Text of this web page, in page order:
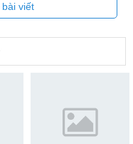
lỗi khác, cần báo ngay
Thay vỏ Oneplus
vỏ Oneplus Nord bao
oneplus
nào, các bạn
viết